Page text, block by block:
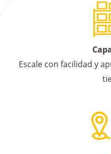
Escale con facilidad y